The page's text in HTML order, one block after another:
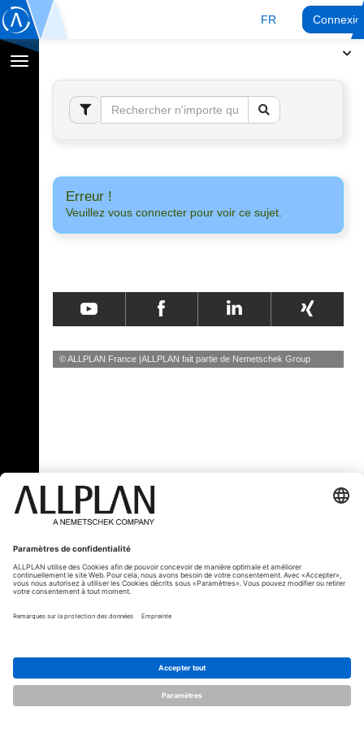
FR
Afficher
Erreur !
Veuillez vous connecter pour voir ce sujet.
© ALLPLAN France ALLPLAN fait partie de Nemetschek Group